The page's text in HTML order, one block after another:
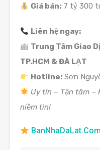
Giá bán: 7 tỷ 300
Liên hệ ngay:
Trung Tâm Giao
TP.HCM & ĐÀ LẠT
Hotline: Sơn
Uy tín – Tận tâm –
niềm tin!
BanNhaDaLat.Com